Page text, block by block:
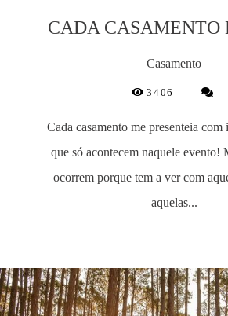
CADA CASAMENTO
Casamento
3406
Cada casamento me presenteia com
que só acontecem naquele evento!
ocorrem porque tem a ver com
aquelas...